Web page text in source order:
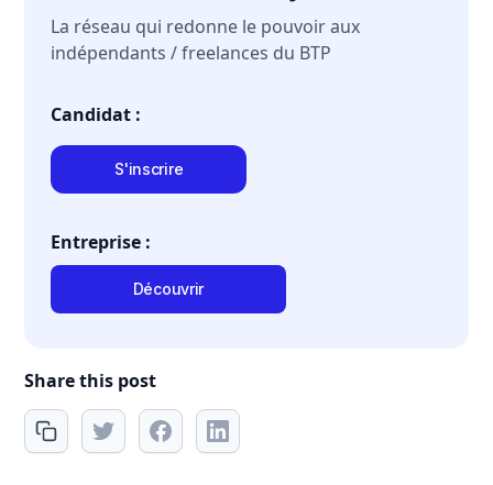
La réseau qui redonne le pouvoir aux
indépendants / freelances du BTP
Candidat :
S'inscrire
Entreprise :
Découvrir
Share this post